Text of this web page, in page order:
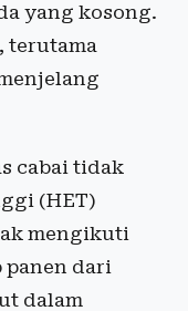
yang kosong.
terutama
cabai tidak
(HET)
mengikuti
panen dari
dalam